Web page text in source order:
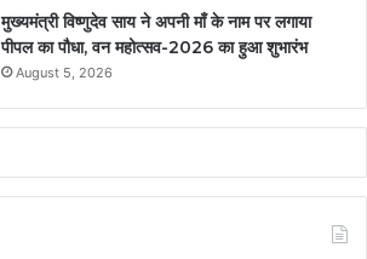
मुख्यमंत्री विष्णुदेव साय ने अपनी माँ के नाम पर लगाया
पीपल का पौधा, वन महोत्सव-2026 का हुआ शुभारंभ
August 5, 2026